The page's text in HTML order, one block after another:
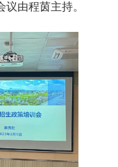
由程茵主持。